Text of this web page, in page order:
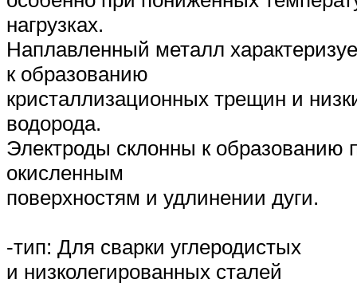
нагрузках.
Наплавленный металл
к образованию
кристаллизационных трещин и
водорода.
Электроды склонны к образованию
окисленным
поверхностям и удлинении дуги.
-тип: Для сварки углеродистых
и низколегированных сталей